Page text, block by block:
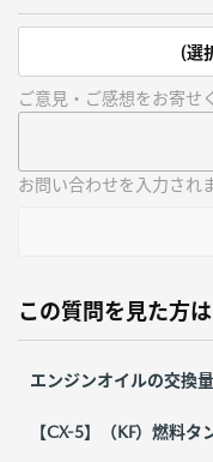
(選
ご意見・ご感想をお寄せ
お問い合わせを入力され
この質問を見た方
エンジンオイルの交換
【CX-5】（KF）燃料